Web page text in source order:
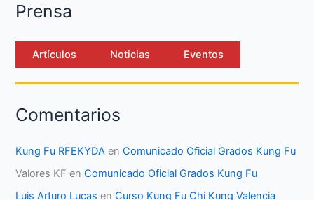
Prensa
Artículos Noticias Eventos
Comentarios
Kung Fu RFEKYDA enComunicado Oficial Grados Kung Fu
Valores KF enComunicado Oficial Grados Kung Fu
Luis Arturo Lucas enCurso Kung Fu Chi Kung Valencia